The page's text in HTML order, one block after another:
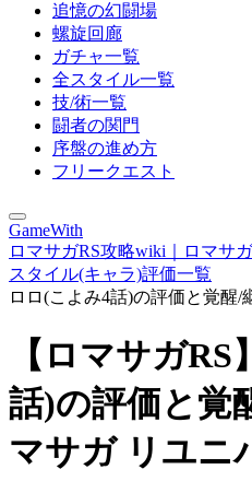
追憶の幻闘場
螺旋回廊
ガチャ一覧
全スタイル一覧
技/術一覧
闘者の関門
序盤の進め方
フリークエスト
GameWith
ロマサガRS攻略wiki｜ロマサ
スタイル(キャラ)評価一覧
ロロ(こよみ4話)の評価と覚醒/
【ロマサガ
話)の評価と覚
マサガ リユニ